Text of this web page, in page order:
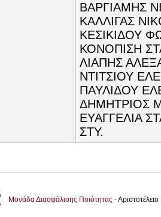
ΒΑΡΓΙΑΜΗΣ
ΚΑΛΛΙΓΑΣ
ΚΕΣΙΚΙΔΟΥ
ΚΟΝΟΠΙΣΗ
ΛΙΑΠΗΣ
ΝΤΙΤΣΙΟΥ
ΠΑΥΛΙΔΟΥ
ΔΗΜΗΤΡΙΟΣ
ΕΥΑΓΓΕΛΙΑ
ΣΤΥ.
Μονάδα Διασφάλισης Ποιότητας -